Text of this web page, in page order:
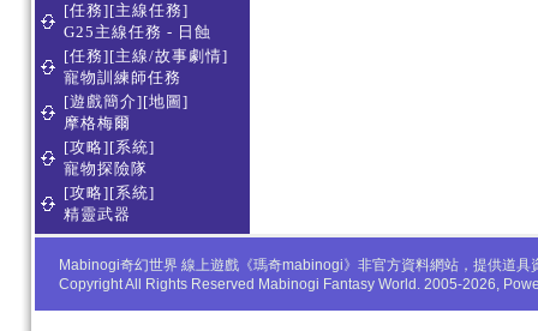
[任務][主線任務]
G25主線任務 - 日蝕
[任務][主線/故事劇情]
寵物訓練師任務
[遊戲簡介][地圖]
摩格梅爾
[攻略][系統]
寵物探險隊
[攻略][系統]
精靈武器
Mabinogi奇幻世界 線上遊戲《瑪奇mabinogi》非官方資料網站，提供道
Copyright All Rights Reserved Mabinogi Fantasy World. 2005-2026,